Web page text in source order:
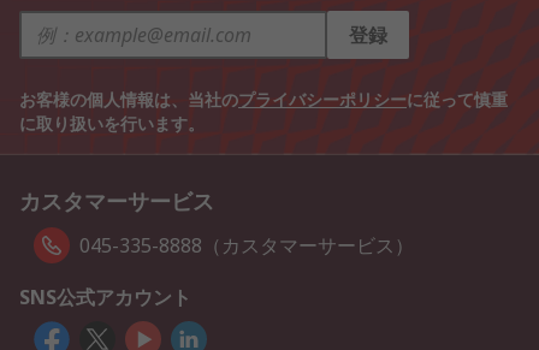
登録
お客様の個人情報は、当社のプライバシーポリシーに従って慎重
に取り扱いを行います。
カスタマーサービス
045-335-8888（カスタマーサービス）
SNS公式アカウント